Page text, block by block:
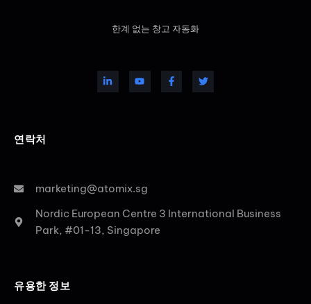
한계 없는 창고 자동화
연락처
marketing@atomix.sg
Nordic European Centre 3 International Business
Park, #01-13, Singapore
유용한 정보